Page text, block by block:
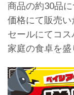
商品の約30品
価格にて販売い
セールにてコ
家庭の食卓を盛